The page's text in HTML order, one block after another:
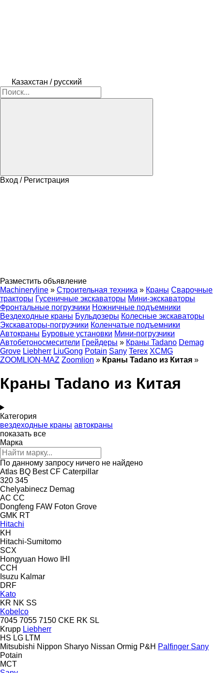
Казахстан / русский
Вход / Регистрация
Разместить объявление
Machineryline » Строительная техника » Краны Сварочные
тракторы Гусеничные экскаваторы Мини-экскаваторы
Фронтальные погрузчики Ножничные подъемники
Вездеходные краны Бульдозеры Колесные экскаваторы
Экскаваторы-погрузчики Коленчатые подъемники
Автокраны Буровые установки Мини-погрузчики
Автобетоносмесители Грейдеры » Краны Tadano Demag
Grove Liebherr LiuGong Potain Sany Terex XCMG
ZOOMLION-MAZ Zoomlion » Краны Tadano из Китая »
Краны Tadano из Китая
Категория
вездеходные краны автокраны
показать все
Марка
По данному запросу ничего не найдено
Atlas BQ Best CF Caterpillar
320 345
Chelyabinecz Demag
AC CC
Dongfeng FAW Foton Grove
GMK RT
Hitachi
KH
Hitachi-Sumitomo
SCX
Hongyuan Howo IHI
CCH
Isuzu Kalmar
DRF
Kato
KR NK SS
Kobelco
7045 7055 7150 CKE RK SL
Krupp Liebherr
HS LG LTM
Mitsubishi Nippon Sharyo Nissan Ormig P&H Palfinger Sany
Potain
MCT